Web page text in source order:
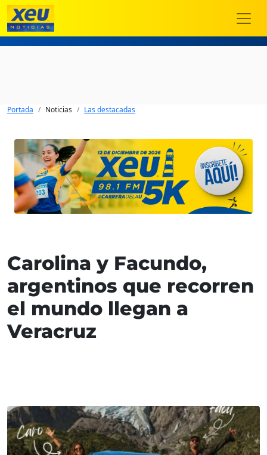
Portada Noticias Las destacadas
Carolina y Facundo,
argentinos que recorren
el mundo llegan a
Veracruz